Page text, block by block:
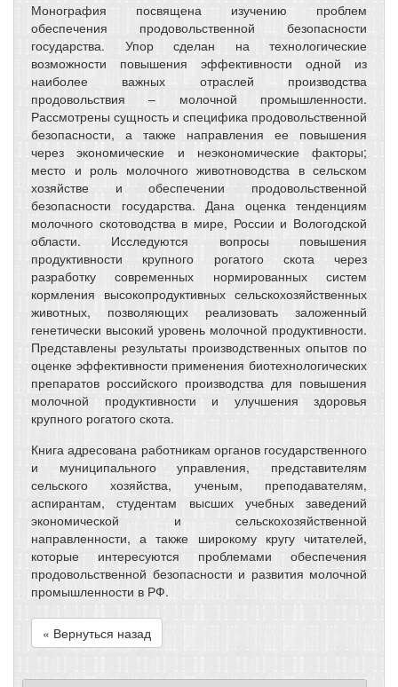
Монография посвящена изучению проблем
обеспечения продовольственной безопасности
государства. Упор сделан на технологические
возможности повышения эффективности одной из
наиболее важных отраслей производства
продовольствия – молочной промышленности.
Рассмотрены сущность и специфика продовольственной
безопасности, а также направления ее повышения
через экономические и неэкономические факторы;
место и роль молочного животноводства в сельском
хозяйстве и обеспечении продовольственной
безопасности государства. Дана оценка тенденциям
молочного скотоводства в мире, России и Вологодской
области. Исследуются вопросы повышения
продуктивности крупного рогатого скота через
разработку современных нормированных систем
кормления высокопродуктивных сельскохозяйственных
животных, позволяющих реализовать заложенный
генетически высокий уровень молочной продуктивности.
Представлены результаты производственных опытов по
оценке эффективности применения биотехнологических
препаратов российского производства для повышения
молочной продуктивности и улучшения здоровья
крупного рогатого скота.
Книга адресована работникам органов государственного
и муниципального управления, представителям
сельского хозяйства, ученым, преподавателям,
аспирантам, студентам высших учебных заведений
экономической и сельскохозяйственной
направленности, а также широкому кругу читателей,
которые интересуются проблемами обеспечения
продовольственной безопасности и развития молочной
промышленности в РФ.
« Вернуться назад